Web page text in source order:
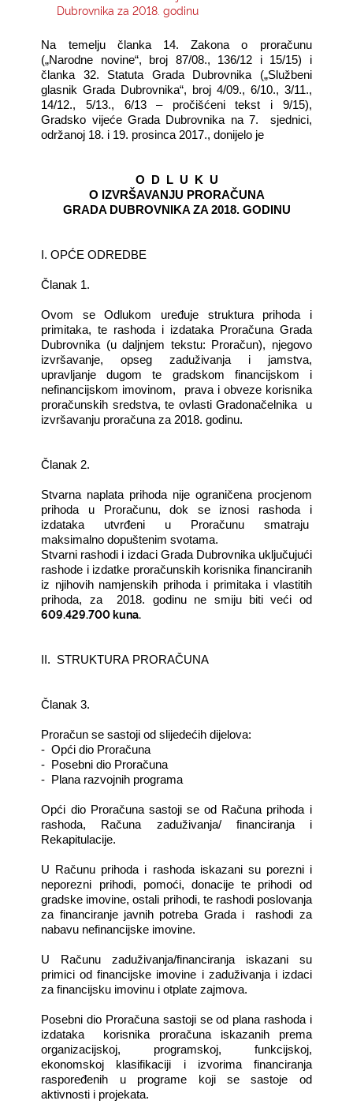
Dubrovnika za 2018. godinu
Na temelju članka 14. Zakona o proračunu
(„Narodne novine“, broj 87/08., 136/12 i 15/15) i
članka 32. Statuta Grada Dubrovnika („Službeni
glasnik Grada Dubrovnika“, broj 4/09., 6/10., 3/11.,
14/12., 5/13., 6/13 – pročišćeni tekst i 9/15),
Gradsko vijeće Grada Dubrovnika na 7. sjednici,
održanoj 18. i 19. prosinca 2017., donijelo je
O D L U K U
O IZVRŠAVANJU PRORAČUNA
GRADA DUBROVNIKA ZA 2018. GODINU
I. OPĆE ODREDBE
Članak 1.
Ovom se Odlukom uređuje struktura prihoda i
primitaka, te rashoda i izdataka Proračuna Grada
Dubrovnika (u daljnjem tekstu: Proračun), njegovo
izvršavanje, opseg zaduživanja i jamstva,
upravljanje dugom te gradskom financijskom i
nefinancijskom imovinom, prava i obveze korisnika
proračunskih sredstva, te ovlasti Gradonačelnika u
izvršavanju proračuna za 2018. godinu.
Članak 2.
Stvarna naplata prihoda nije ograničena procjenom
prihoda u Proračunu, dok se iznosi rashoda i
izdataka utvrđeni u Proračunu smatraju
maksimalno dopuštenim svotama.
Stvarni rashodi i izdaci Grada Dubrovnika uključujući
rashode i izdatke proračunskih korisnika financiranih
iz njihovih namjenskih prihoda i primitaka i vlastitih
prihoda, za 2018. godinu ne smiju biti veći od
609.429.700 kuna.
. STRUKTURA PRORAČUNA
Članak 3.
Proračun se sastoji od slijedećih dijelova:
- Opći dio Proračuna
- Posebni dio Proračuna
- Plana razvojnih programa
Opći dio Proračuna sastoji se od Računa prihoda i
rashoda, Računa zaduživanja/ financiranja i
Rekapitulacije.
U Računu prihoda i rashoda iskazani su porezni i
neporezni prihodi, pomoći, donacije te prihodi od
gradske imovine, ostali prihodi, te rashodi poslovanja
za financiranje javnih potreba Grada i rashodi za
nabavu nefinancijske imovine.
U Računu zaduživanja/financiranja iskazani su
primici od financijske imovine i zaduživanja i izdaci
za financijsku imovinu i otplate zajmova.
Posebni dio Proračuna sastoji se od plana rashoda i
izdataka korisnika proračuna iskazanih prema
organizacijskoj, programskoj, funkcijskoj,
ekonomskoj klasifikaciji i izvorima financiranja
raspoređenih u programe koji se sastoje od
aktivnosti i projekata.